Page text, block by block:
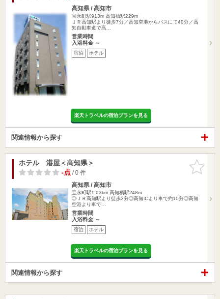
高知県 / 高知市
宝永町駅913m 高知橋駅229m
ＪＲ高知駅より徒歩7分／高知空港からバスにて40分／高
知自動車道で高…
営業時間
入浴料金 ～
宿泊 ホテル
楽天トラベルの宿泊プランを見る
関連情報から探す
お気に入
りに追加
ホテル 港屋＜高知県＞
-点/ 0 件
高知県 / 高知市
宝永町駅1.03km 高知橋駅248m
◎ＪＲ高知駅より徒歩3分◎高知ICより車で約10分◎高知
空港より車で…
営業時間
入浴料金 ～
宿泊 ホテル
楽天トラベルの宿泊プランを見る
関連情報から探す